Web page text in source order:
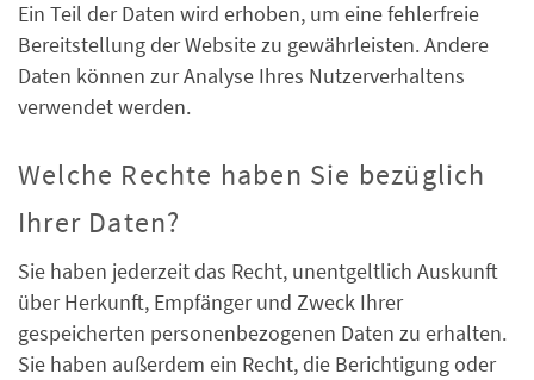
Ein Teil der Daten wird erhoben, um eine fehlerfreie
Bereitstellung der Website zu gewährleisten. Andere
Daten können zur Analyse Ihres Nutzerverhaltens
verwendet werden.
Welche Rechte haben Sie bezüglich
Ihrer Daten?
Sie haben jederzeit das Recht, unentgeltlich Auskunft
über Herkunft, Empfänger und Zweck Ihrer
gespeicherten personenbezogenen Daten zu erhalten.
Sie haben außerdem ein Recht, die Berichtigung oder